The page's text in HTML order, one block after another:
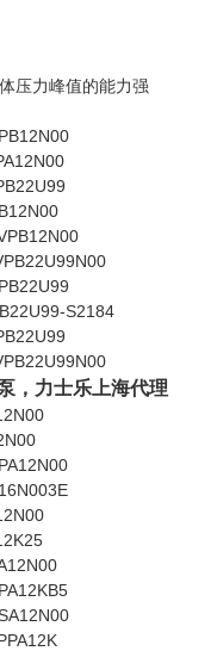
压力峰值的能力强
S2184
，力士乐上海代理